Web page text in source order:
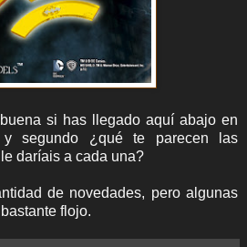
si has llegado aquí abajo en
y segundo ¿qué te parecen las
daríais a cada una?
de novedades, pero algunas
flojo.